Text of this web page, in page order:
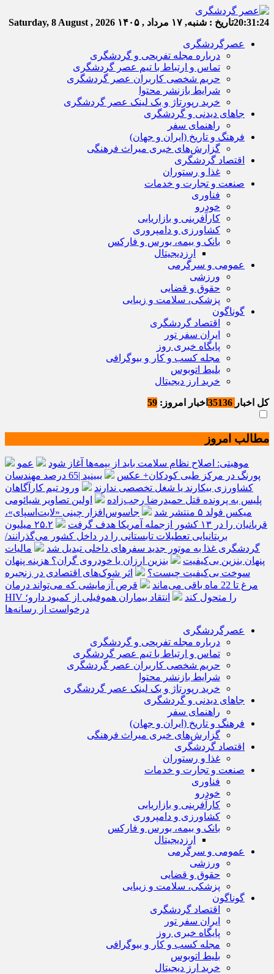
20:31:24تاریخ : شنبه, ۱۷ مرداد , ۱۴۰۵ Saturday, 8 August , 2026
عصرگردشگری
درباره مجله تفریحی و گردشگری
تماس و ارتباط با تیم عصر گردشگری
حریم شخصی کاربران عصر گردشگری
شرایط بازنشر محتوا
خرید رپورتاژ و بک لینک عصر گردشگری
جاهای دیدنی و گردشگری
راهنمای سفر
فرهنگ و تاریخ (ایران و جهان)
گزارش‌های خبری میراث فرهنگی
اقتصاد گردشگری
غذا و رستوران
صنعت و تجارت و خدمات
فناوری
خودرو
کارآفرینی و بازاریابی
کشاورزی و دامپروری
بانک و بیمه، بورس و فارکس
ارزدیجیتال
عمومی و سرگرمی
ورزشی
حقوق و قضایی
پزشکی، سلامت و زیبایی
گوناگون
اقتصاد گردشگری
ایران سفر تور
پایگاه خبری روز
مجله کسب و کار و بیوگرافی
بلیط اتوبوس
خرید ارز دیجیتال
کل اخبار اخبار امروز: 59
مطالب امروز
موهبتی: اصلاح نظام سلامت باید از بیمه‌ها آغاز شود
عمو
پورنگ در مرکز طبی کودکان+ عکس
ببینید |65 درصد مهندسان
کشاورزی بیکارند یا شغل تخصصی ندارند
ورود تیم کارآگاهان
پلیس به پرونده قتل حمیدرضا رجب‌زاده
اولین تصاویر شیائومی
میکس فولد ۵ منتشر شد
جاسوس‌افزار چینی «لایت‌اسپای»،
قربانیان را در ۱۳ کشور ازجمله آمریکا هدف گرفت
۲۵.۲ میلیون
بریتانیایی تعطیلات تابستانی را در داخل کشور می‌گذرانند/
گردشگری غذا به موتور جدید سفرهای داخلی تبدیل شد
مالیات
پنهان بنزین بی‌کیفیت
بنزین ارزان یا خودروی گران؟ هزینه پنهان
سوخت بی‌کیفیت چیست؟
اثر شوک‌های اقتصادی در زنجیره
مرغ تا 22 ماه باقی می‌ماند
قرص آزمایشی که می‌تواند درمان
HIV را متحول کند
انتقاد بیماران هموفیلی از کمبود دارو؛
درخواست از رسانه‌ها
عصرگردشگری
درباره مجله تفریحی و گردشگری
تماس و ارتباط با تیم عصر گردشگری
حریم شخصی کاربران عصر گردشگری
شرایط بازنشر محتوا
خرید رپورتاژ و بک لینک عصر گردشگری
جاهای دیدنی و گردشگری
راهنمای سفر
فرهنگ و تاریخ (ایران و جهان)
گزارش‌های خبری میراث فرهنگی
اقتصاد گردشگری
غذا و رستوران
صنعت و تجارت و خدمات
فناوری
خودرو
کارآفرینی و بازاریابی
کشاورزی و دامپروری
بانک و بیمه، بورس و فارکس
ارزدیجیتال
عمومی و سرگرمی
ورزشی
حقوق و قضایی
پزشکی، سلامت و زیبایی
گوناگون
اقتصاد گردشگری
ایران سفر تور
پایگاه خبری روز
مجله کسب و کار و بیوگرافی
بلیط اتوبوس
خرید ارز دیجیتال